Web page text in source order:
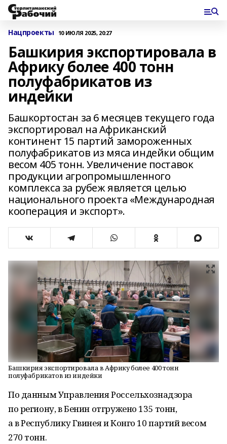
Нацпроекты 10 ИЮЛЯ 2025, 20:27
Башкирия экспортировала в
Африку более 400 тонн
полуфабрикатов из
индейки
Башкортостан за 6 месяцев текущего года
экспортировал на Африканский
континент 15 партий замороженных
полуфабрикатов из мяса индейки общим
весом 405 тонн. Увеличение поставок
продукции агропромышленного
комплекса за рубеж является целью
национального проекта «Международная
кооперация и экспорт».
Башкирия экспортировала в Африку более 400 тонн
полуфабрикатов из индейки
По данным Управления Россельхознадзора
по региону, в Бенин отгружено 135 тонн,
а в Республику Гвинея и Конго 10 партий весом
270 тонн.